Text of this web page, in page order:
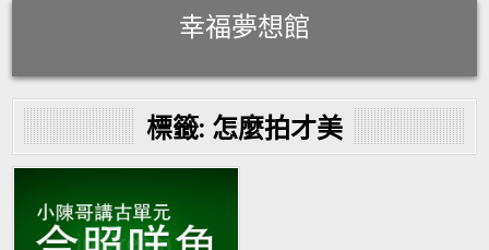
幸福夢想館
標籤: 怎麼拍才美
Posted
in